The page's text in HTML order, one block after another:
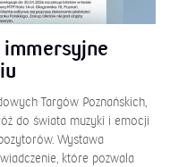
immersyjne
Targów Poznańskich,
do świata muzyki i emocji
Wystawa
które pozwala